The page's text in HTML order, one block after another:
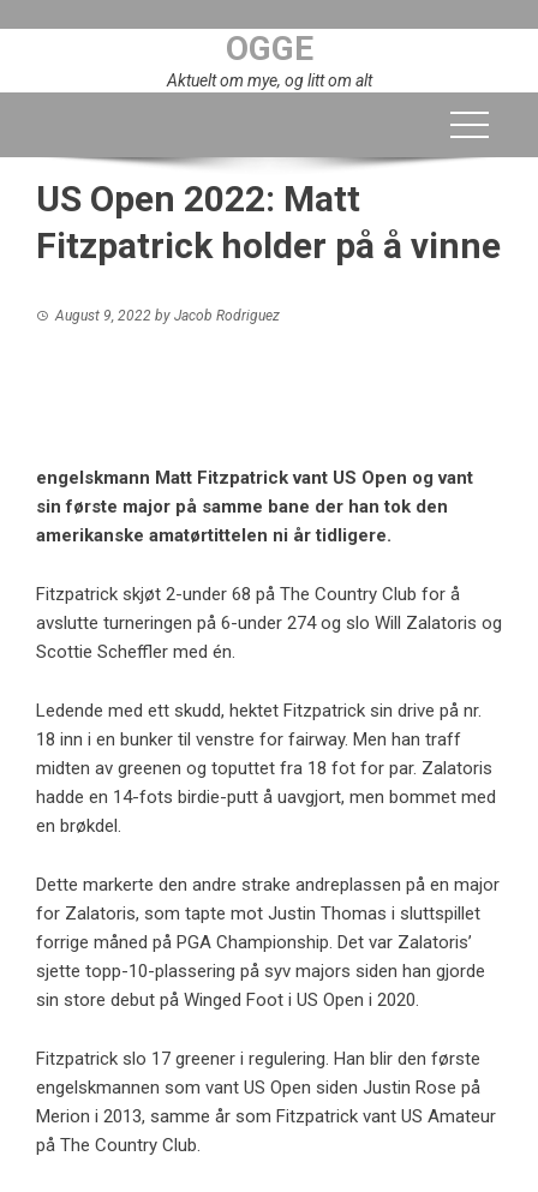
OGGE
Aktuelt om mye, og litt om alt
US Open 2022: Matt
Fitzpatrick holder på å vinne
August 9, 2022 by Jacob Rodriguez
engelskmann Matt Fitzpatrickvant US Open og vant
sin første major på samme bane der han tok den
amerikanske amatørtittelen ni år tidligere.
Fitzpatrick skjøt 2-under 68 på The Country Club for å
avslutte turneringen på 6-under 274 og slo Will Zalatoris og
Scottie Scheffler med én.
Ledende med ett skudd, hektet Fitzpatrick sin drive på nr.
18 inn i en bunker til venstre for fairway. Men han traff
midten av greenen og toputtet fra 18 fot for par. Zalatoris
hadde en 14-fots birdie-putt å uavgjort, men bommet med
en brøkdel.
Dette markerte den andre strake andreplassen på en major
for Zalatoris, som tapte mot Justin Thomas i sluttspillet
forrige måned på PGA Championship. Det var Zalatoris’
sjette topp-10-plassering på syv majors siden han gjorde
sin store debut på Winged Foot i US Open i 2020.
Fitzpatrick slo 17 greener i regulering. Han blir den første
engelskmannen som vant US Open siden Justin Rose på
Merion i 2013, samme år som Fitzpatrick vant US Amateur
på The Country Club.